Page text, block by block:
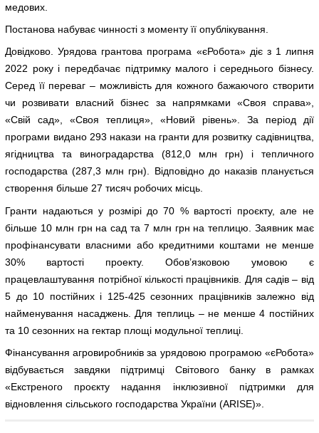
медових.
Постанова набуває чинності з моменту її опублікування.
Довідково. Урядова грантова програма «єРобота» діє з 1 липня
2022 року і передбачає підтримку малого і середнього бізнесу.
Серед її переваг – можливість для кожного бажаючого створити
чи розвивати власний бізнес за напрямками «Своя справа»,
«Свій сад», «Своя теплиця», «Новий рівень». За період дії
програми видано 293 накази на гранти для розвитку садівництва,
ягідництва та виноградарства (812,0 млн грн) і тепличного
господарства (287,3 млн грн). Відповідно до наказів планується
створення більше 27 тисяч робочих місць.
Гранти надаються у розмірі до 70 % вартості проєкту, але не
більше 10 млн грн на сад та 7 млн грн на теплицю. Заявник має
профінансувати власними або кредитними коштами не менше
30% вартості проекту. Обов’язковою умовою є
працевлаштування потрібної кількості працівників. Для садів – від
5 до 10 постійних і 125-425 сезонних працівників залежно від
найменування насаджень. Для теплиць – не менше 4 постійних
та 10 сезонних на гектар площі модульної теплиці.
Фінансування агровиробників за урядовою програмою «єРобота»
відбувається завдяки підтримці Світового банку в рамках
«Екстреного проєкту надання інклюзивної підтримки для
відновлення сільського господарства України (ARISE)».